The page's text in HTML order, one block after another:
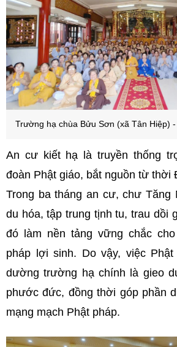
Trường hạ chùa Bửu Sơn (xã Tân Hiệp)
An cư kiết hạ là truyền thống
đoàn Phật giáo, bắt nguồn từ thời
Trong ba tháng an cư, chư
du hóa, tập trung tịnh tu, trau dồi
đó làm nền tảng vững chắc
pháp lợi sinh. Do vậy, việc
dường trường hạ chính là gieo
phước đức, đồng thời góp phần
mạng mạch Phật pháp.